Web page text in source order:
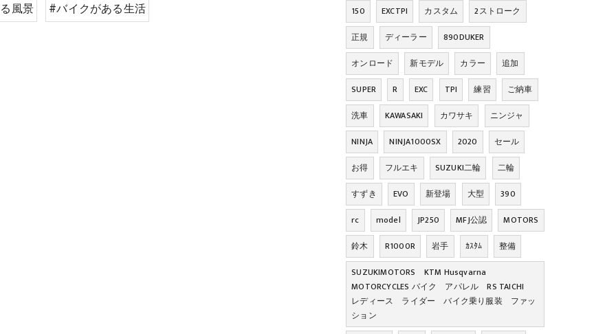
風景
#バイクがある生活
150
EXCTPI カスタム
2ストローク
正規
ディーラー
890DUKER
オンロード
新モデル カラー
追加
SUPER
R EXC TPI 練習
ご納車
洗車
KAWASAKI カワサキ
ニンジャ
NINJA
NINJA1000SX 2020
セール
お得
フルエキ SUZUKI二輪
二輪
すずき
EVO 新登場 大型
390
rc
model JP250 MFJ公認
MOTORS
鈴木
R1000R 岩手 ｶｽﾀﾑ
整備
SUZUKIMOTORS KTM Husqvarna
MOTORCYCLES バイク アパレル RS TAICHI
レディース ライダー バイク乗り服装 ファッ
ション